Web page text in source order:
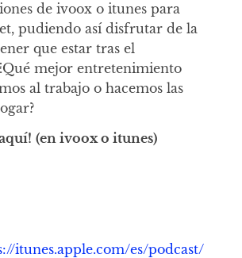
de ivoox o itunes para
pudiendo así disfrutar de la
que estar tras el
mejor entretenimiento
al trabajo o hacemos las
(en ivoox o itunes)
itunes.apple.com/es/podcast/